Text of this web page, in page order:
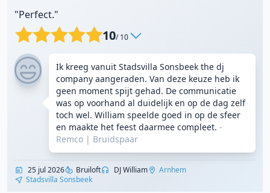
"Perfect."
10/ 10
Ik kreeg vanuit Stadsvilla Sonsbeek the dj
company aangeraden. Van deze keuze heb ik
geen moment spijt gehad. De communicatie
was op voorhand al duidelijk en op de dag zelf
toch wel. William speelde goed in op de sfeer
en maakte het feest daarmee compleet. -
Remco | Bruidspaar
25 jul 2026 Bruiloft DJ William
Arnhem
Stadsvilla Sonsbeek